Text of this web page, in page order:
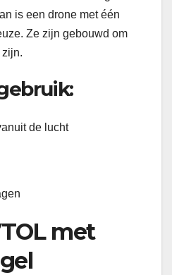
is een drone met één
Ze zijn gebouwd om
de lucht
met